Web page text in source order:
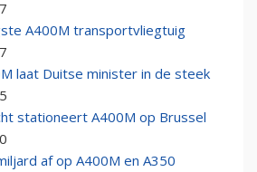
A400M transportvliegtuig
laat Duitse minister in de steek
stationeert A400M op Brussel
af op A400M en A350